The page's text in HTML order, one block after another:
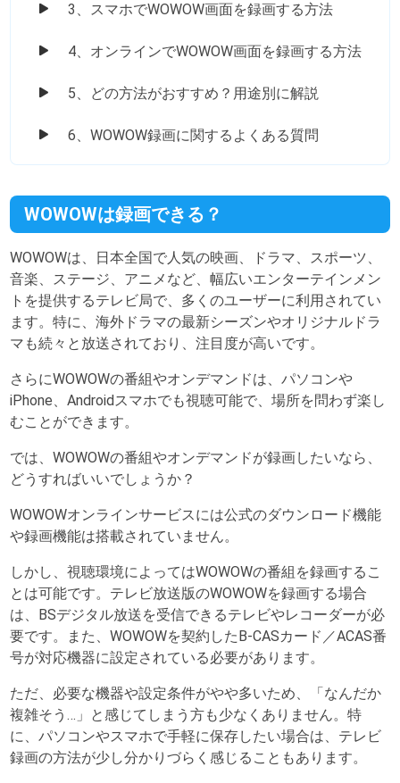
3、スマホでWOWOW画面を録画する方法
4、オンラインでWOWOW画面を録画する方法
5、どの方法がおすすめ？用途別に解説
6、WOWOW録画に関するよくある質問
WOWOWは録画できる？
WOWOWは、日本全国で人気の映画、ドラマ、スポーツ、
音楽、ステージ、アニメなど、幅広いエンターテインメン
トを提供するテレビ局で、多くのユーザーに利用されてい
ます。特に、海外ドラマの最新シーズンやオリジナルドラ
マも続々と放送されており、注目度が高いです。
さらにWOWOWの番組やオンデマンドは、パソコンや
iPhone、Androidスマホでも視聴可能で、場所を問わず楽し
むことができます。
では、WOWOWの番組やオンデマンドが録画したいなら、
どうすればいいでしょうか？
WOWOWオンラインサービスには公式のダウンロード機能
や録画機能は搭載されていません。
しかし、視聴環境によってはWOWOWの番組を録画するこ
とは可能です。テレビ放送版のWOWOWを録画する場合
は、BSデジタル放送を受信できるテレビやレコーダーが必
要です。また、WOWOWを契約したB-CASカード／ACAS番
号が対応機器に設定されている必要があります。
ただ、必要な機器や設定条件がやや多いため、「なんだか
複雑そう…」と感じてしまう方も少なくありません。特
に、パソコンやスマホで手軽に保存したい場合は、テレビ
録画の方法が少し分かりづらく感じることもあります。